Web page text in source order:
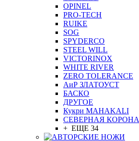
OPINEL
PRO-TECH
RUIKE
SOG
SPYDERCO
STEEL WILL
VICTORINOX
WHITE RIVER
ZERO TOLERANCE
АиР ЗЛАТОУСТ
БАСКО
ДРУГОЕ
Кукри MAHAKALI
СЕВЕРНАЯ КОРОНА
+ ЕЩЕ 34